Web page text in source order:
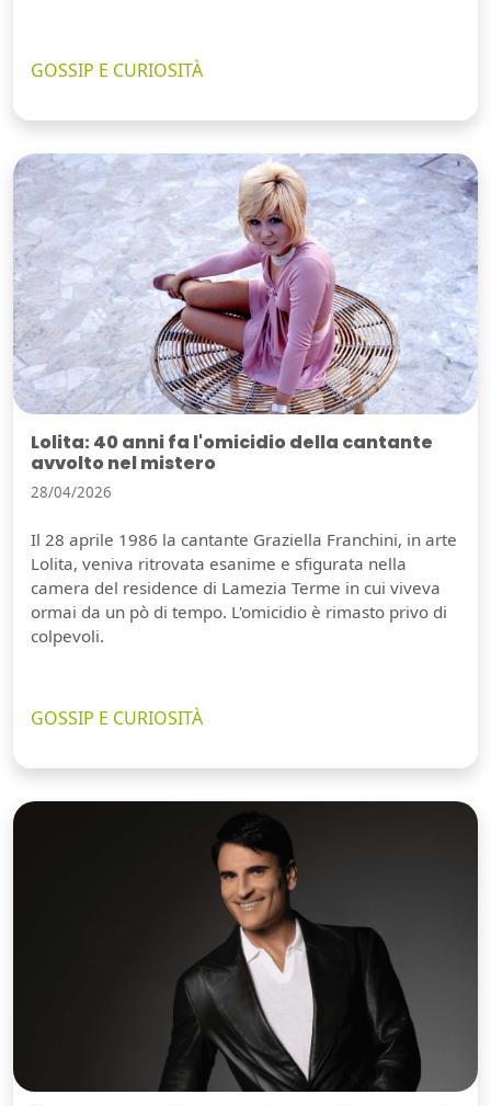
GOSSIP E CURIOSITÀ
Lolita: 40 anni fa l'omicidio della cantante
avvolto nel mistero
28/04/2026
Il 28 aprile 1986 la cantante Graziella Franchini, in arte
Lolita, veniva ritrovata esanime e sfigurata nella
camera del residence di Lamezia Terme in cui viveva
ormai da un pò di tempo. L'omicidio è rimasto privo di
colpevoli.
GOSSIP E CURIOSITÀ